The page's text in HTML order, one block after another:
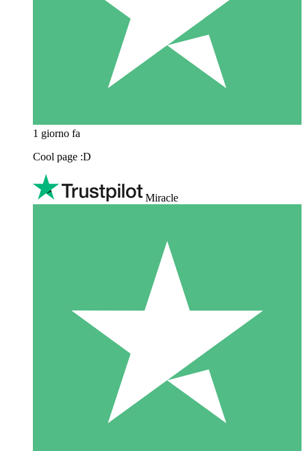
1 giorno fa
Cool page :D
Miracle